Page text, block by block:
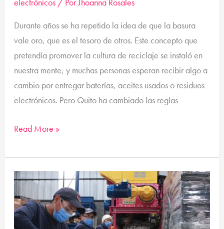
electrónicos/ PorJhoanna Rosales
Durante años se ha repetido la idea de que la basura
vale oro, que es el tesoro de otros. Este concepto que
pretendía promover la cultura de reciclaje se instaló en
nuestra mente, y muchas personas esperan recibir algo a
cambio por entregar baterías, aceites usados o residuos
electrónicos. Pero Quito ha cambiado las reglas
Read More »
Que
es
servicio
profesional